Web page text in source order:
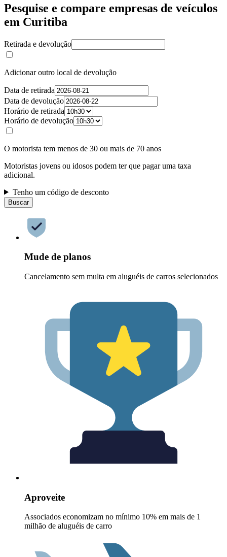
Pesquise e compare empresas de veículos
em Curitiba
Retirada e devolução
Adicionar outro local de devolução
Data de retirada
Data de devolução
Horário de retirada
Horário de devolução
O motorista tem menos de 30 ou mais de 70 anos
Motoristas jovens ou idosos podem ter que pagar uma taxa
adicional.
Tenho um código de desconto
Buscar
Mude de planos
Cancelamento sem multa em aluguéis de carros selecionados
Aproveite
Associados economizam no mínimo 10% em mais de 1
milhão de aluguéis de carro